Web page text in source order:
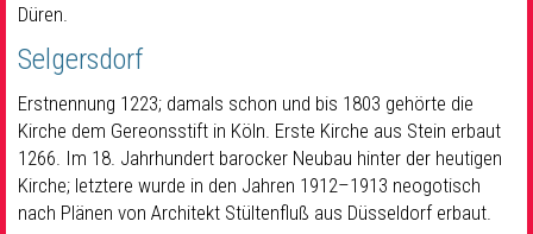
Düren.
Selgersdorf
Erstnennung 1223; damals schon und bis 1803 gehörte die
Kirche dem Gereonsstift in Köln. Erste Kirche aus Stein erbaut
1266. Im 18. Jahrhundert barocker Neubau hinter der heutigen
Kirche; letztere wurde in den Jahren 1912–1913 neogotisch
nach Plänen von Architekt Stültenfluß aus Düsseldorf erbaut.